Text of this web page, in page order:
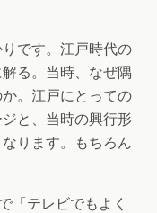
です。江戸時代の
る。当時、なぜ隅
。江戸にとっての
と、当時の興行形
ります。もちろん
「テレビでもよく